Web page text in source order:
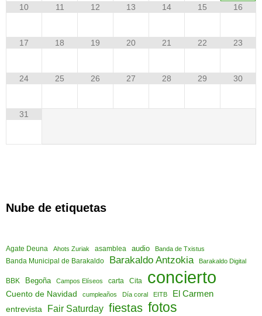
10 11 12 13 14 15 16
17 18 19 20 21 22 23
24 25 26 27 28 29 30
31
Nube de etiquetas
Agate Deuna Ahots Zuriak asamblea audio
Banda de Txistus
Banda Municipal de Barakaldo
Barakaldo Antzokia Barakaldo Digital
BBK Begoña Campos Elíseos carta Cita concierto
Cuento de Navidad cumpleaños Día coral EITB El Carmen
entrevista Fair Saturday fiestas fotos